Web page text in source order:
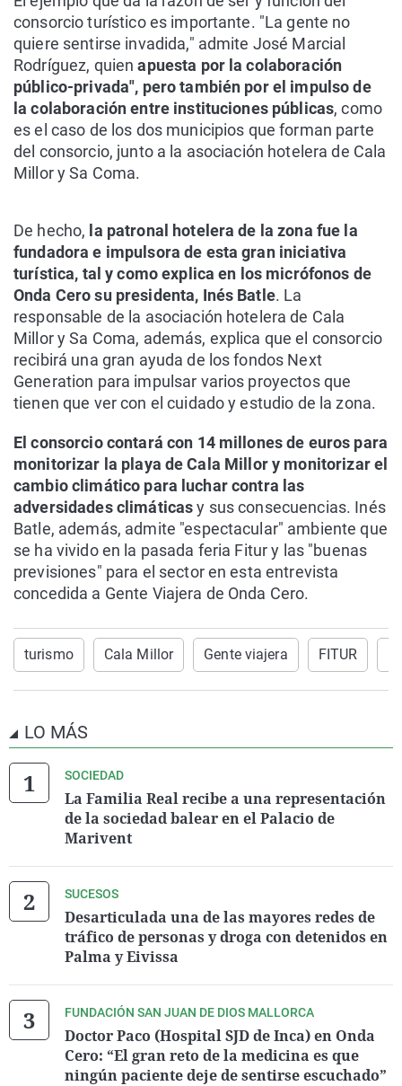
consorcio turístico es importante. "La gente no
quiere sentirse invadida," admite José Marcial
Rodríguez, quienapuesta por la colaboración
público-privada", pero también por el impulso de
la colaboración entre instituciones públicas, como
es el caso de los dos municipios que forman parte
del consorcio, junto a la asociación hotelera de Cala
Millor y Sa Coma.
De hecho, la patronal hotelera de la zona fue la
fundadora e impulsora de esta gran iniciativa
turística, tal y como explica en los micrófonos de
Onda Cero su presidenta, Inés Batle. La
responsable de la asociación hotelera de Cala
Millor y Sa Coma, además, explica que el consorcio
recibirá una gran ayuda de los fondos Next
Generation para impulsar varios proyectos que
tienen que ver con el cuidado y estudio de la zona.
El consorcio contará con 14 millones de euros para
monitorizar la playa de Cala Millor y monitorizar el
cambio climático para luchar contra las
adversidades climáticasy sus consecuencias. Inés
Batle, además, admite "espectacular" ambiente que
se ha vivido en la pasada feria Fitur y las "buenas
previsiones" para el sector en esta entrevista
concedida a Gente Viajera de Onda Cero.
turismo Cala Millor Gente viajera FITUR
LO MÁS
SOCIEDAD
La Familia Real recibe a una representación
de la sociedad balear en el Palacio de
Marivent
SUCESOS
Desarticulada una de las mayores redes de
tráfico de personas y droga con detenidos en
Palma y Eivissa
FUNDACIÓN SAN JUAN DE DIOS MALLORCA
Doctor Paco (Hospital SJD de Inca) en Onda
Cero: “El gran reto de la medicina es que
ningún paciente deje de sentirse escuchado”